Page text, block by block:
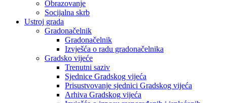
Obrazovanje
Socijalna skrb
Ustroj grada
Gradonačelnik
Gradonačelnik
Izvješća o radu gradonačelnika
Gradsko vijeće
Trenutni saziv
Sjednice Gradskog vijeća
Prisustvovanje sjednici Gradskog vijeća
Arhiva Gradskog vijeća